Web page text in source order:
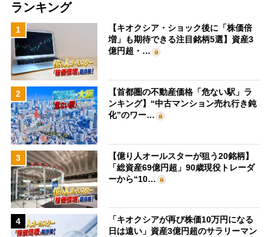
ランキング
1
【キオクシア・ショック後に「株価倍
増」も期待できる注目銘柄5選】資産3
億円超・…
2
【首都圏の不動産価格「危ない駅」ラ
ンキング】“中古マンション売れ行き鈍
化”のワー…
3
【億り人オールスターが狙う20銘柄】
「総資産69億円超」90歳現役トレーダ
ーから“10…
4
「キオクシアが再び株価10万円になる
日は遠い」資産3億円超のサラリーマン